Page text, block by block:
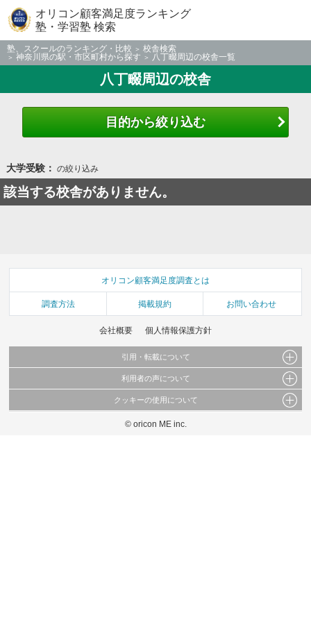
オリコン顧客満足度ランキング
塾・学習塾 検索
塾、スクールのランキング・比較
校舎検索
神奈川県の駅・市区町村から探す
八丁畷周辺の校舎一覧
八丁畷周辺の校舎
目的から絞り込む
大学受験： の絞り込み
該当する校舎がありません。
オリコン顧客満足度調査とは
調査方法 掲載規約 お問い合わせ
会社概要 個人情報保護方針
引用・転載について
当サイトで公開されている情報（文字、写真、イラスト、画像データ等）及びこれらの配
これらの情報を権利者の許可なく無断転載・複製などの二次利用を行うことは固く禁じて
利用者の声について
当サイトに掲載している内容はすべてサービスの利用者が提出された見解・感想です。
弊社の見解・ 意見ではないことをご理解いただいた上でご覧ください。
クッキーの使用について
このサイトでは Cookie を使用して、ユーザーに合わせたコンテンツや広告の表示、ソー
© oricon ME inc.